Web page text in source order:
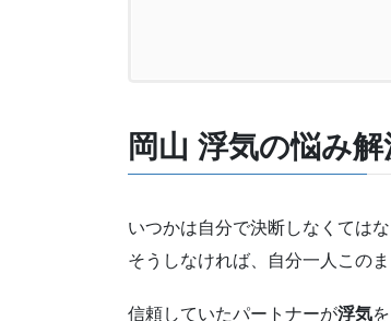
岡山 浮気の悩み
いつかは自分で決断しなくてはな
そうしなければ、自分一人この
信頼していたパートナーが浮気